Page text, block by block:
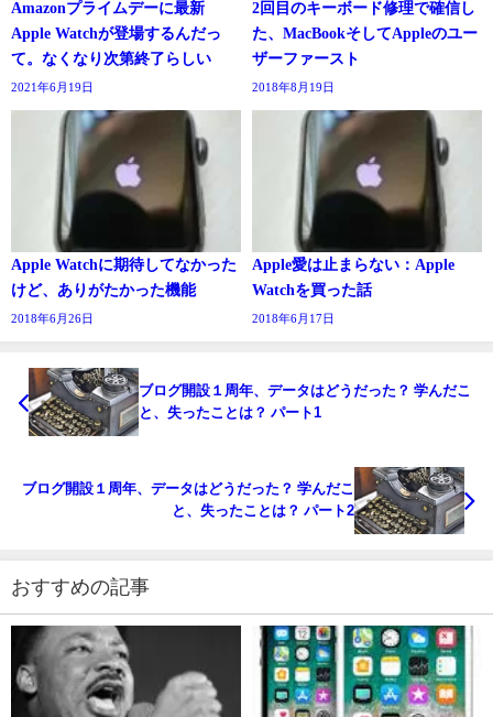
Amazonプライムデーに最新
Apple Watchが登場するんだっ
て。なくなり次第終了らしい
2021年6月19日
2回目のキーボード修理で確信し
た、MacBookそしてAppleのユー
ザーファースト
2018年8月19日
Apple Watchに期待してなかった
けど、ありがたかった機能
2018年6月26日
Apple愛は止まらない：Apple
Watchを買った話
2018年6月17日
ブログ開設１周年、データはどうだった？ 学んだこ
と、失ったことは？ パート1
ブログ開設１周年、データはどうだった？ 学んだこ
と、失ったことは？ パート2
おすすめの記事